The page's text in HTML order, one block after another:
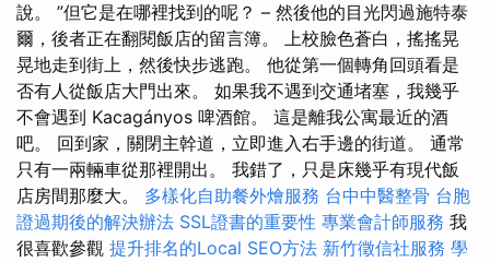
說。 ”但它是在哪裡找到的呢？ – 然後他的目光閃過施特泰
爾，後者正在翻閱飯店的留言簿。 上校臉色蒼白，搖搖晃
晃地走到街上，然後快步逃跑。 他從第一個轉角回頭看是
否有人從飯店大門出來。 如果我不遇到交通堵塞，我幾乎
不會遇到 Kacagányos 啤酒館。 這是離我公寓最近的酒
吧。 回到家，關閉主幹道，立即進入右手邊的街道。 通常
只有一兩輛車從那裡開出。 我錯了，只是床幾乎有現代飯
店房間那麼大。 多樣化自助餐外燴服務 台中中醫整骨 台胞
證過期後的解決辦法 SSL證書的重要性 專業會計師服務 我
很喜歡參觀 提升排名的Local SEO方法 新竹徵信社服務 學